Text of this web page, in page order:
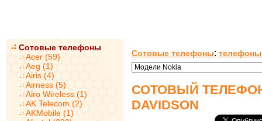
Сотовые телефоны
Acer (59)
Aeg (1)
Airis (4)
Airness (5)
Airo Wireless (1)
AK Telecom (2)
AKMobile (1)
Сотовые телефоны:
СОТОВЫЙ ТЕЛЕФОН
DAVIDSON